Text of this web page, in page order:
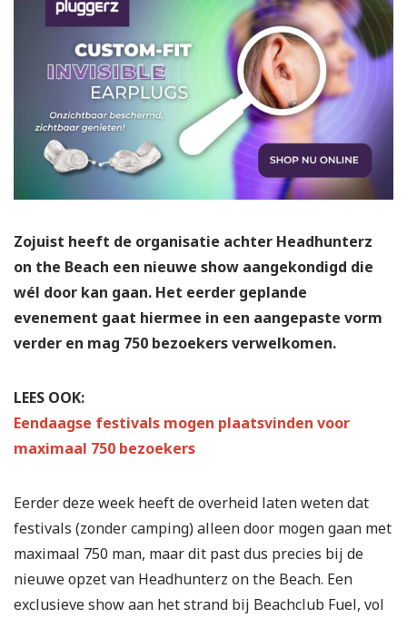
Zojuist heeft de organisatie achter Headhunterz
on the Beach een nieuwe show aangekondigd die
wél door kan gaan. Het eerder geplande
evenement gaat hiermee in een aangepaste vorm
verder en mag 750 bezoekers verwelkomen.
LEES OOK:
Eendaagse festivals mogen plaatsvinden voor
maximaal 750 bezoekers
Eerder deze week heeft de overheid laten weten dat
festivals (zonder camping) alleen door mogen gaan met
maximaal 750 man, maar dit past dus precies bij de
nieuwe opzet van Headhunterz on the Beach. Een
exclusieve show aan het strand bij Beachclub Fuel, vol